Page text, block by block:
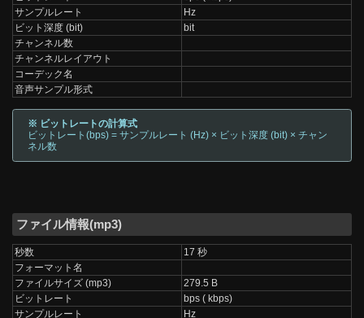
サンプルレート
Hz
ビット深度 (bit)
bit
チャンネル数
チャンネルレイアウト
コーデック名
音声サンプル形式
※ ビットレートの計算式
ビットレート(bps) = サンプルレート (Hz) × ビット深度 (bit) × チャン
ネル数
ファイル情報(mp3)
秒数
17 秒
フォーマット名
ファイルサイズ (mp3)
279.5 B
ビットレート
bps ( kbps)
サンプルレート
Hz